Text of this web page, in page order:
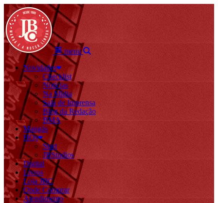
menu
Novidades
Checklist
Notícias
Na Mídia
Sala de Imprensa
Blog da Redação
BMA
Mangás
HQs
Start
JBStudios
Digital
Livros
Loja JBC
Onde Comprar
Atendimento